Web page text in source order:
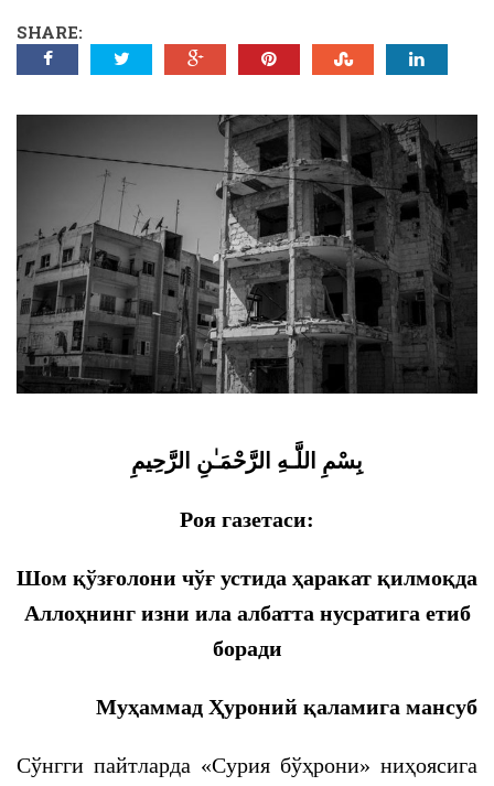
SHARE:
بِسْمِ اللَّـهِ الرَّحْمَـٰنِ الرَّحِيمِ
Роя газетаси:
Шом қўзғолони чўғ устида ҳаракат қилмоқда
Аллоҳнинг изни ила албатта нусратига етиб
боради
Муҳаммад Ҳуроний қаламига мансуб
Сўнгги пайтларда «Сурия бўҳрони» ниҳоясига